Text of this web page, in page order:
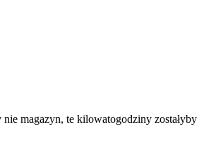
magazyn, te kilowatogodziny zostałyby